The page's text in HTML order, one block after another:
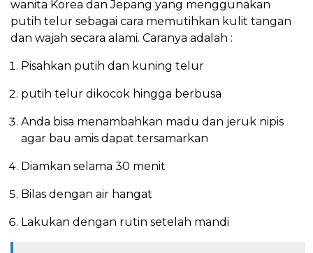
wanita Korea dan Jepang yang menggunakan
putih telur sebagai cara memutihkan kulit tangan
dan wajah secara alami. Caranya adalah :
Pisahkan putih dan kuning telur
putih telur dikocok hingga berbusa
Anda bisa menambahkan madu dan jeruk nipis
agar bau amis dapat tersamarkan
Diamkan selama 30 menit
Bilas dengan air hangat
Lakukan dengan rutin setelah mandi